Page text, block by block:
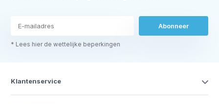
Abonneer
* Lees hier de wettelijke beperkingen
Klantenservice